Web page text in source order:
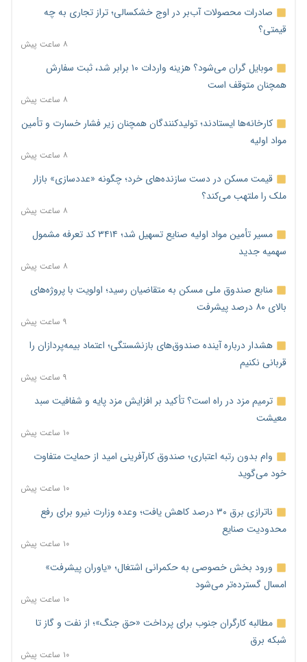
صادرات محصولات آب‌بر در اوج خشکسالی؛ تراز تجاری به چه
قیمتی؟
۸ ساعت پیش
موبایل گران می‌شود؟ هزینه واردات ۱۰ برابر شد، ثبت سفارش
همچنان متوقف است
۸ ساعت پیش
کارخانه‌ها ایستادند؛ تولیدکنندگان همچنان زیر فشار خسارت و تأمین
مواد اولیه
۸ ساعت پیش
قیمت مسکن در دست سازنده‌های خرد؛ چگونه «عددسازی» بازار
ملک را ملتهب می‌کند؟
۸ ساعت پیش
مسیر تأمین مواد اولیه صنایع تسهیل شد؛ ۳۴۱۴ کد تعرفه مشمول
سهمیه جدید
۸ ساعت پیش
منابع صندوق ملی مسکن به متقاضیان رسید؛ اولویت با پروژه‌های
بالای ۸۰ درصد پیشرفت
۹ ساعت پیش
هشدار درباره آینده صندوق‌های بازنشستگی؛ اعتماد بیمه‌پردازان را
قربانی نکنیم
۹ ساعت پیش
ترمیم مزد در راه است؟ تأکید بر افزایش مزد پایه و شفافیت سبد
معیشت
۱۰ ساعت پیش
وام بدون رتبه اعتباری؛ صندوق کارآفرینی امید از حمایت متفاوت
خود می‌گوید
۱۰ ساعت پیش
ناترازی برق ۳۰ درصد کاهش یافت؛ وعده وزارت نیرو برای رفع
محدودیت صنایع
۱۰ ساعت پیش
ورود بخش خصوصی به حکمرانی اشتغال؛ «یاوران پیشرفت»
امسال گسترده‌تر می‌شود
۱۰ ساعت پیش
مطالبه کارگران جنوب برای پرداخت «حق جنگ»؛ از نفت و گاز تا
شبکه برق
۱۰ ساعت پیش